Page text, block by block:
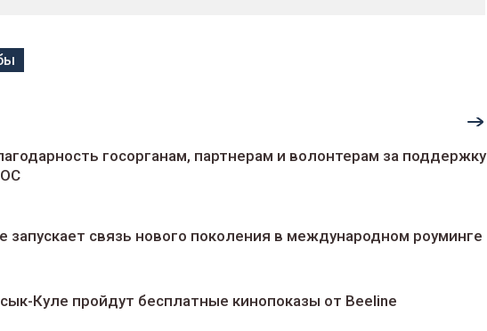
госорганам, партнерам и волонтерам за поддержку
запускает связь нового поколения в международном роуминге
Куле пройдут беcплатные кинопоказы от Beeline